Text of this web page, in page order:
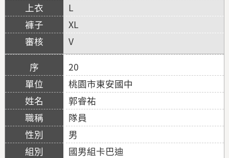
L
XL
V
20
桃園市東安國中
郭睿祐
隊員
男
國男組卡巴迪